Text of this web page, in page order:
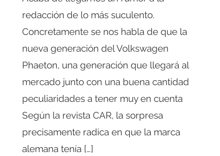
redacción de lo más suculento.
Concretamente se nos habla de que la
nueva generación del Volkswagen
Phaeton, una generación que llegará al
mercado junto con una buena cantidad
peculiaridades a tener muy en cuenta
Según la revista CAR, la sorpresa
precisamente radica en que la marca
alemana tenía […]